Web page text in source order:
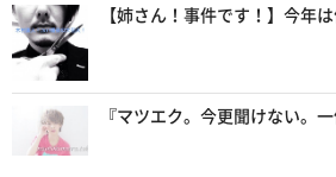
【姉さん！事件です！】今年
『マツエク。今更聞けない。一